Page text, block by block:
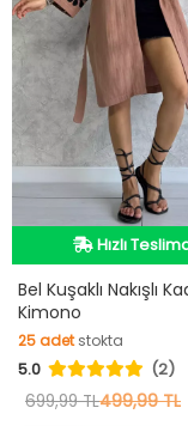
İndirimli
Hızlı
Videolu
Bel Kuşaklı Nakışlı
Kimono
25adetstokta
25adetstokta
5.0
(2)
699,99 TL499,99 TL